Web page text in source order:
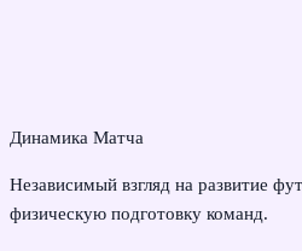
Динамика Матча
Независимый взгляд на развитие
физическую подготовку команд.